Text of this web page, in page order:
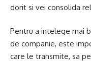
dorit si vei consolida
Pentru a intelege mai
de companie, este
care le transmite, sa